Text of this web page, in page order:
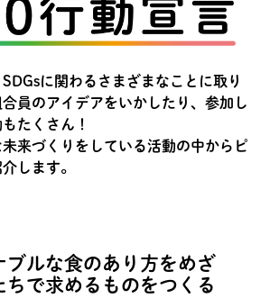
に関わるさまざまなことに取り
員のアイデアをいかしたり、参加し
たくさん！
来づくりをしている活動の中からピ
します。
ブルな食のあり方をめざ
ちで求めるものをつくる